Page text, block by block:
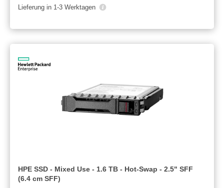
Lieferung in 1-3 Werktagen
HPE SSD - Mixed Use - 1.6 TB - Hot-Swap - 2.5" SFF
(6.4 cm SFF)